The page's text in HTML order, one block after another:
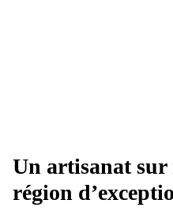
Un artisanat sur
région